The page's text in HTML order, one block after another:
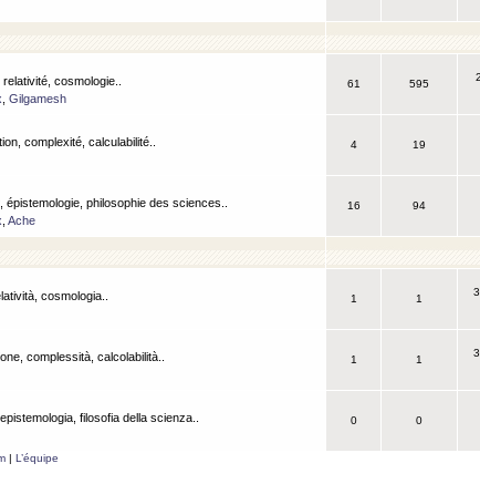
cosmologie..
Gilgamesh
61 595
complexité, calculabilité..
4 19
épistemologie, philosophie des sciences..
Ache
16 94
cosmologia..
1 1
complessità, calcolabilità..
1 1
filosofia della scienza..
0 0
| L’équipe